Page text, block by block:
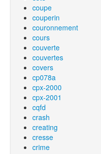
coupe
couperin
couronnement
cours
couverte
couvertes
covers
cp078a
cpx-2000
cpx-2001
cqfd
crash
creating
cresse
crime